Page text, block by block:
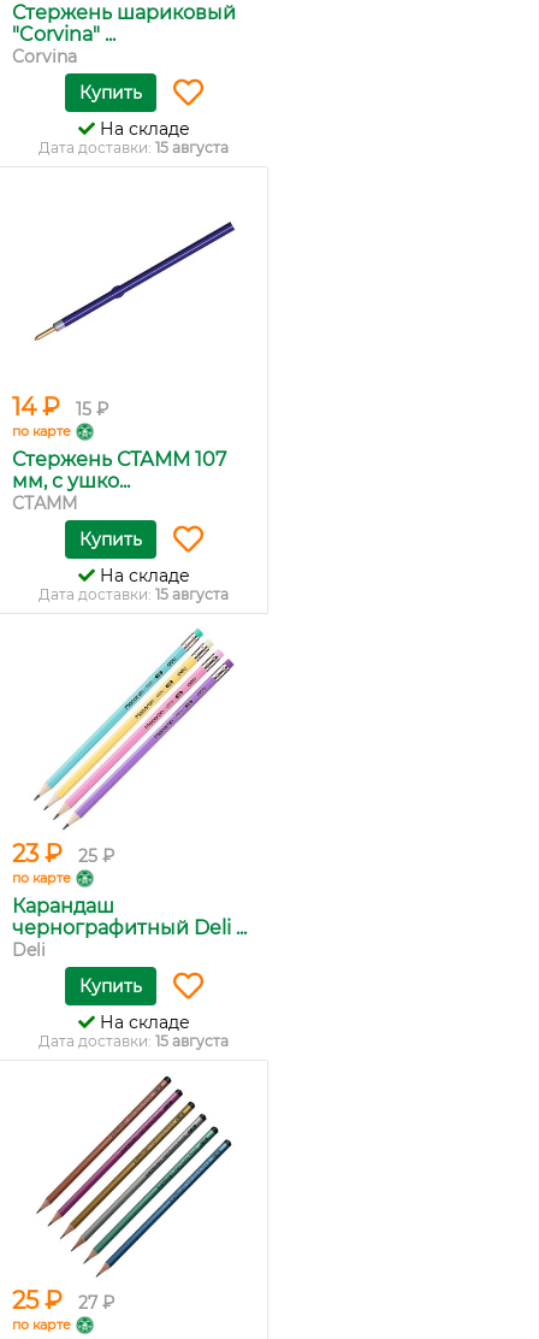
Стержень шариковый
"Corvina" ...
Corvina
Купить
На складе
Дата доставки: 15 августа
14 ₽ 15 ₽
по карте
Стержень СТАММ 107
мм, с ушко...
СТАММ
Купить
На складе
Дата доставки: 15 августа
23 ₽ 25 ₽
по карте
Карандаш
чернографитный Deli ...
Deli
Купить
На складе
Дата доставки: 15 августа
25 ₽ 27 ₽
по карте